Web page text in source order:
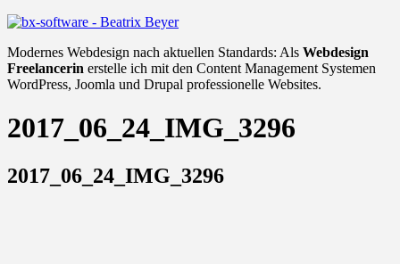
Modernes Webdesign nach aktuellen Standards: Als Webdesign
Freelancerin erstelle ich mit den Content Management Systemen
WordPress, Joomla und Drupal professionelle Websites.
2017_06_24_IMG_3296
2017_06_24_IMG_3296